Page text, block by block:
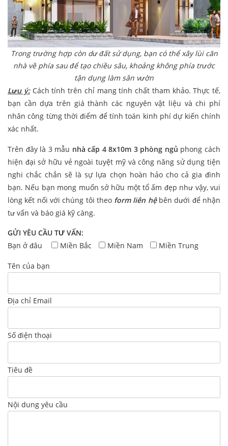
Trong trường hợp còn dư đất sử dụng, bạn có thể xây lùi căn
nhà về phía sau để tạo chiều sâu, khoảng không phía trước
tận dụng làm sân vườn
Lưu ý: Cách tính trên chỉ mang tính chất tham khảo. Thực tế,
bạn cần dựa trên giá thành các nguyên vật liệu và chi phí
nhân công từng thời điểm để tính toán kinh phí dự kiến chính
xác nhất.
Trên đây là 3 mẫu nhà cấp 4 8x10m 3 phòng ngủ phong cách
hiện đại sở hữu vẻ ngoài tuyệt mỹ và công năng sử dụng tiện
nghi chắc chắn sẽ là sự lựa chọn hoàn hảo cho cả gia đình
bạn. Nếu bạn mong muốn sở hữu một tổ ấm đẹp như vậy, vui
lòng kết nối với chúng tôi theo form liên hệ bên dưới để nhận
tư vấn và báo giá kỹ càng.
GỬI YÊU CẦU TƯ VẤN:
Bạn ở đâu
Miền Bắc Miền Nam Miền Trung
Tên của bạn
Địa chỉ Email
Số điện thoại
Tiêu đề
Nội dung yêu cầu